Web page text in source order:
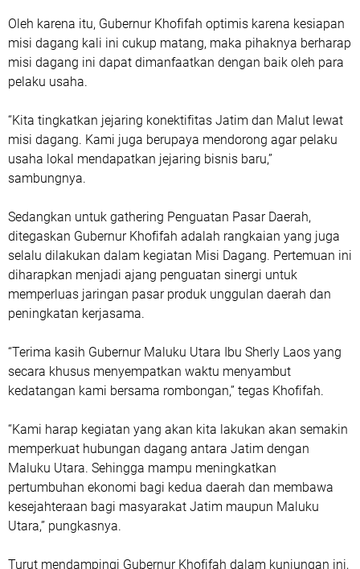
Oleh karena itu, Gubernur Khofifah optimis karena kesiapan
misi dagang kali ini cukup matang, maka pihaknya berharap
misi dagang ini dapat dimanfaatkan dengan baik oleh para
pelaku usaha.
“Kita tingkatkan jejaring konektifitas Jatim dan Malut lewat
misi dagang. Kami juga berupaya mendorong agar pelaku
usaha lokal mendapatkan jejaring bisnis baru,”
sambungnya.
Sedangkan untuk gathering Penguatan Pasar Daerah,
ditegaskan Gubernur Khofifah adalah rangkaian yang juga
selalu dilakukan dalam kegiatan Misi Dagang. Pertemuan ini
diharapkan menjadi ajang penguatan sinergi untuk
memperluas jaringan pasar produk unggulan daerah dan
peningkatan kerjasama.
“Terima kasih Gubernur Maluku Utara Ibu Sherly Laos yang
secara khusus menyempatkan waktu menyambut
kedatangan kami bersama rombongan,” tegas Khofifah.
“Kami harap kegiatan yang akan kita lakukan akan semakin
memperkuat hubungan dagang antara Jatim dengan
Maluku Utara. Sehingga mampu meningkatkan
pertumbuhan ekonomi bagi kedua daerah dan membawa
kesejahteraan bagi masyarakat Jatim maupun Maluku
Utara,” pungkasnya.
Turut mendampingi Gubernur Khofifah dalam kunjungan ini,